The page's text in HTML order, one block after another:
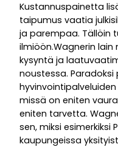
Kustannuspainetta
taipumus vaatia
ja parempaa. Tällöin
ilmiöön.Wagnerin
kysyntä ja
noustessa. Paradoksi
missä on eniten
eniten tarvetta.
sen, miksi esimerkiksi
kaupungeissa